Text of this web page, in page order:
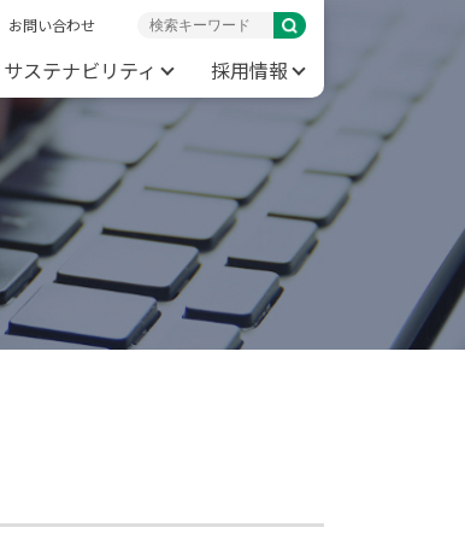
お問い合わせ
サステナビリティ 採用情報